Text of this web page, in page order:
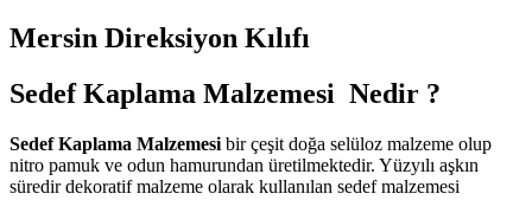
Mersin Direksiyon Kılıfı
Sedef Kaplama Malzemesi Nedir ?
Sedef Kaplama Malzemesi bir çeşit doğa selüloz malzeme olup
nitro pamuk ve odun hamurundan üretilmektedir. Yüzyılı aşkın
süredir dekoratif malzeme olarak kullanılan sedef malzemesi